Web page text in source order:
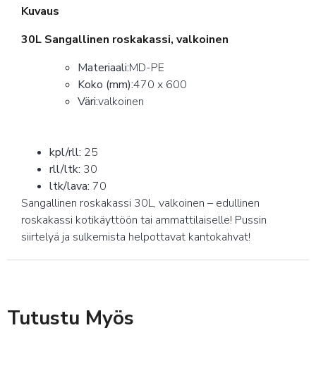
Kuvaus
30L Sangallinen roskakassi, valkoinen
Materiaali:MD-PE
Koko (mm):470 x 600
Väri:valkoinen
kpl/rll: 25
rll/ltk: 30
ltk/lava: 70
Sangallinen roskakassi 30L, valkoinen – edullinen
roskakassi kotikäyttöön tai ammattilaiselle! Pussin
siirtelyä ja sulkemista helpottavat kantokahvat!
Tutustu Myös